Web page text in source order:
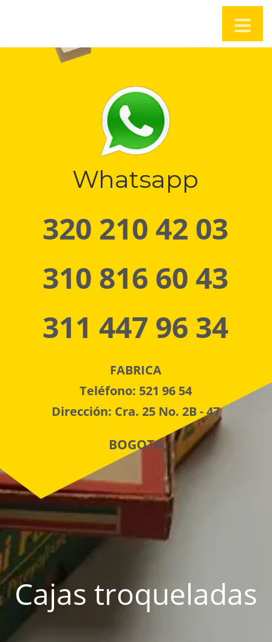
Whatsapp
320 210 42 03
310 816 60 43
311 447 96 34
FABRICA
Teléfono: 521 96 54
Dirección: Cra. 25 No. 2B - 47
BOGOTA
Cajas troqueladas